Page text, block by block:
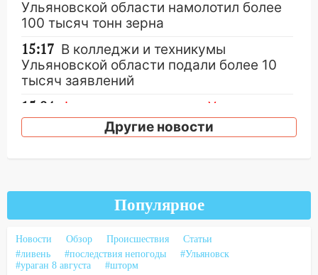
Ульяновской области намолотил более
100 тысяч тонн зерна
15:17 В колледжи и техникумы
Ульяновской области подали более 10
тысяч заявлений
15:04
Фоторепортаж с улиц Ульяновска
после шторма: поваленные деревья и
затопленные улицы
Жители Ульяновска сами
пытаются расчистить ливнёвки, не
дождавшись коммунальщиков
14:16 Шторм продолжает ломать город:
Другие новости
Популярное
Новости Обзор Происшествия
Статьи
#ливень
#последствия непогоды
#Ульяновск
#ураган 8 августа
#шторм